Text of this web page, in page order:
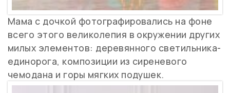
Мама с дочкой фотографировались на фоне
всего этого великолепия в окружении других
милых элементов: деревянного светильника-
единорога, композиции из сиреневого
чемодана и горы мягких подушек.